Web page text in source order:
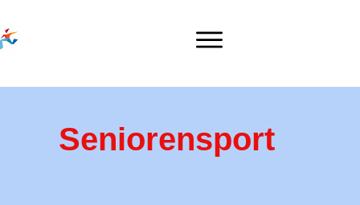
Seniorensport